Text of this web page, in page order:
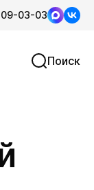
03-03
Поиск